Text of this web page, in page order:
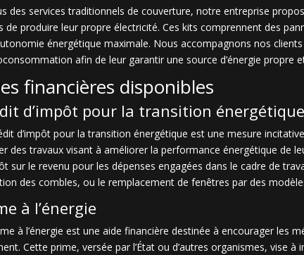
des services traditionnels de couverture, notre entreprise
de produire leur propre électricité. Ces kits comprennent des
énergétique maximale. Nous accompagnons nos
afin de leur garantir une source d’énergie propre
financières disponibles
d’impôt pour la transition énergétique
d’impôt pour la transition énergétique est une mesure
des travaux visant à améliorer la performance énergétique de
sur le revenu pour les dépenses engagées dans le cadre de
des combles, ou le remplacement de fenêtres par des
à l’énergie
à l’énergie est une aide financière destinée à encourager les
Cette prime, versée par l’État ou d’autres organismes, vise